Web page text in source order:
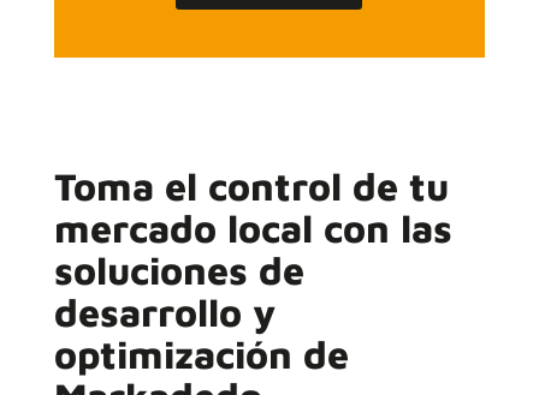
Toma el control de tu
mercado local con las
soluciones de
desarrollo y
optimización de